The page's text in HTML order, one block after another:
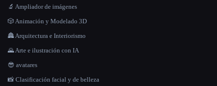
🔬 Ampliador de imágenes
🎲 Animación y Modelado 3D
🏯 Arquitectura e Interiorismo
🌄 Arte e ilustración con IA
😎 avatares
📸 Clasificación facial y de belleza